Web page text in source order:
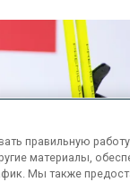
правильную работу
материалы,
Мы также